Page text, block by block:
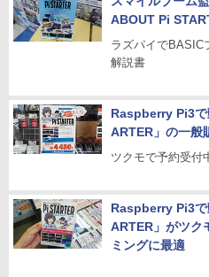
ABOUT Pi
ラズパイでBASIC
解説書
Raspberry Pi3
ARTER」の一般
ツクモで予約受付
Raspberry Pi3
ARTER」がツク
ミングに最適